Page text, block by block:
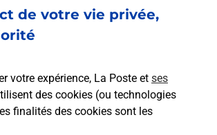
de votre vie privée,
votre expérience, La Poste et ses
des cookies (ou technologies
finalités des cookies sont les
utilise La Poste Mobile ?